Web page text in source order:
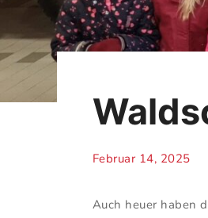
Februar 14, 2025
Auch heuer haben